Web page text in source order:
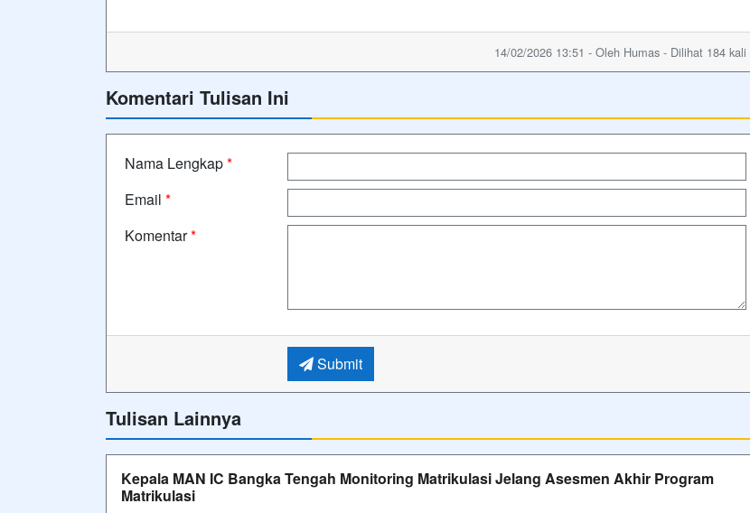
14/02/2026 13:51 - Oleh Humas - Dilihat 184 kali
Komentari Tulisan Ini
Nama Lengkap*
Email *
Komentar*
Submit
Tulisan Lainnya
Kepala MAN IC Bangka Tengah Monitoring Matrikulasi Jelang Asesmen Akhir Program
Matrikulasi